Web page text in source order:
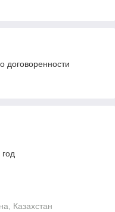
договоренности
Казахстан